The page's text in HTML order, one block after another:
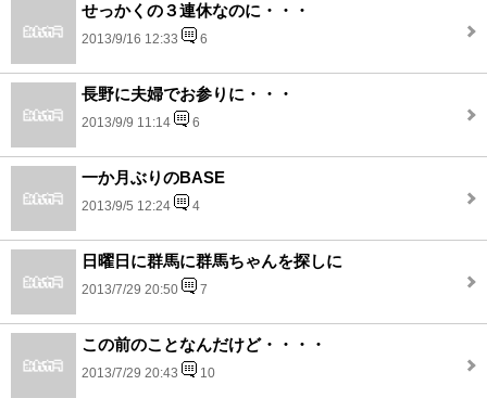
せっかくの３連休なのに・・・
2013/9/16 12:33 6
長野に夫婦でお参りに・・・
2013/9/9 11:14 6
一か月ぶりのBASE
2013/9/5 12:24 4
日曜日に群馬に群馬ちゃんを探しに
2013/7/29 20:50 7
この前のことなんだけど・・・・
2013/7/29 20:43 10